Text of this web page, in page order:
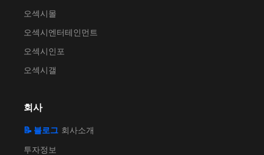
오섹시몰
오섹시엔터테인먼트
오섹시인포
오섹시갤
회사
📝 블로그 회사소개
투자정보